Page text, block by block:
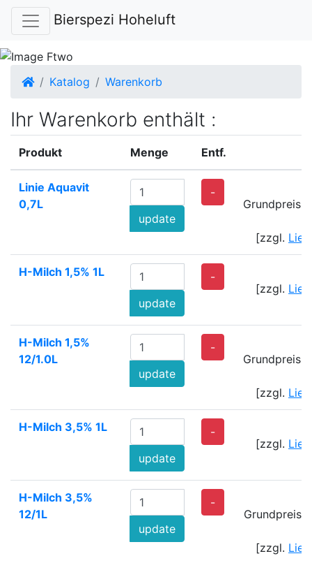
Bierspezi Hoheluft
Startseite
Katalog Warenkorb
Ihr Warenkorb enthält :
Produkt Menge Entf.
Linie Aquavit
0,7L
update
-
Grundpreis:
[zzgl.
H-Milch 1,5% 1L
update
-
[zzgl.
H-Milch 1,5%
12/1.0L
update
-
Grundpreis:
[zzgl.
H-Milch 3,5% 1L
update
-
[zzgl.
H-Milch 3,5%
12/1L
update
-
Grundpreis:
[zzgl.